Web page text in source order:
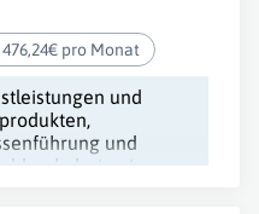
pro Monat
und
und
in einer